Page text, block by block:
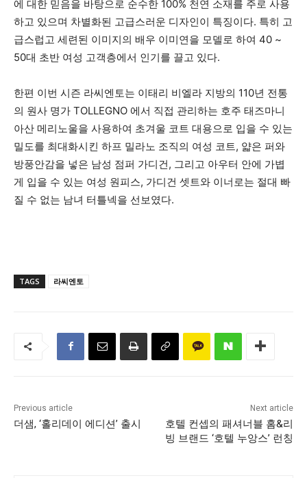
에 대한 믿음을 바탕으로 순수한 100% 천연 소재를 주로 사용
하고 있으며 차별화된 고급스러운 디자인이 특징이다. 특히 고
급스럽고 세련된 이미지의 배우 이미연을 모델로 하여 40 ~
50대 초반 여성 고객층에서 인기를 끌고 있다.
한편 이번 시즌 라씨엔토는 이태리 비엘라 지방의 110년 전통
의 원사 명가 TOLLEGNO 에서 직접 관리하는 호주 태즈마니
아산 메리노울을 사용하여 초겨울 코트 대용으로 입을 수 있는
밀도를 최대화시킨 하프 밀라노 조직의 여성 코트, 얇은 퍼와
방풍안감을 넣은 남성 점퍼 가디건, 그리고 아우터 안에 가볍
게 입을 수 있는 여성 원피스, 가디건 셋트와 이너로는 절대 빠
질 수 없는 남녀 터틀넥을 선보였다.
TAGS 라씨엔토
Previous article
더샘, ‘홀리데이 에디션’ 출시
Next article
호텔 컨셉의 패셔너블 홈&리
빙 브랜드 ‘호텔 누앙스’ 런칭